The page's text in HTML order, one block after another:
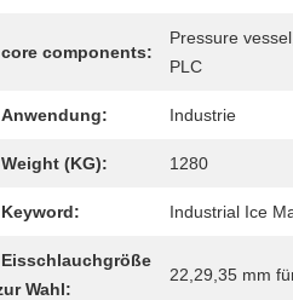
core components:
Pressure
PLC
Anwendung: Industrie
Weight (KG): 1280
Keyword: Industrial Ice
Eisschlauchgröße
Wahl:
22,29,35 mm